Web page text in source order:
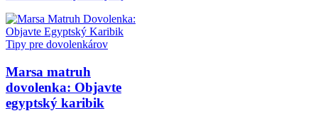
Tipy pre dovolenkárov
Marsa matruh
dovolenka: Objavte
egyptský karibik